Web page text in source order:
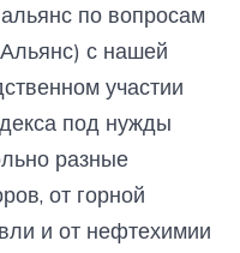
по вопросам
Альянс) с нашей
участии
под нужды
разные
от горной
и от нефтехимии